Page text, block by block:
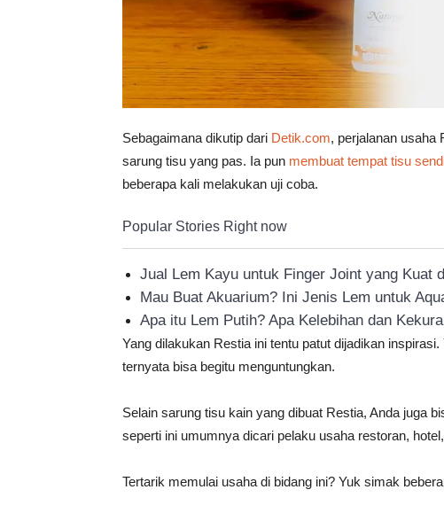
Sebagaimana dikutip dari Detik.com, perjalanan usaha
sarung tisu yang pas. Ia pun membuat tempat tisu
beberapa kali melakukan uji coba.
Popular Stories Right now
Jual Lem Kayu untuk Finger Joint yang Kuat
Mau Buat Akuarium? Ini Jenis Lem untuk
Apa itu Lem Putih? Apa Kelebihan dan
Yang dilakukan Restia ini tentu patut dijadikan
ternyata bisa begitu menguntungkan.
Selain sarung tisu kain yang dibuat Restia, Anda juga
seperti ini umumnya dicari pelaku usaha restoran,
Tertarik memulai usaha di bidang ini? Yuk simak